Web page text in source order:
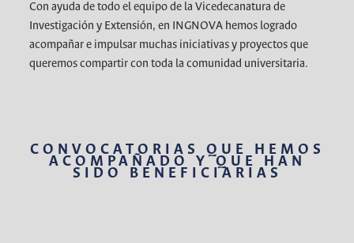
Con ayuda de todo el equipo de la Vicedecanatura de
Investigación y Extensión, en INGNOVA hemos logrado
acompañar e impulsar muchas iniciativas y proyectos que
queremos compartir con toda la comunidad universitaria.
CONVOCATORIAS QUE HEMOS
ACOMPAÑADO Y QUE HAN
SIDO BENEFICIARIAS